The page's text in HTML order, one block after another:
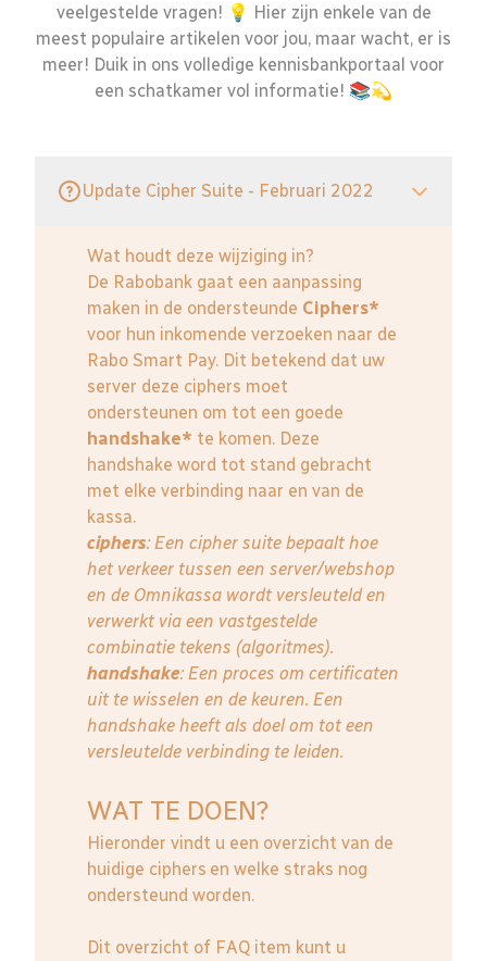
veelgestelde vragen! 💡 Hier zijn enkele van de
meest populaire artikelen voor jou, maar wacht, er is
meer! Duik in ons volledige kennisbankportaal voor
een schatkamer vol informatie! 📚💫
Update Cipher Suite - Februari 2022
Wat houdt deze wijziging in?
De Rabobank gaat een aanpassing
maken in de ondersteunde Ciphers*
voor hun inkomende verzoeken naar de
Rabo Smart Pay. Dit betekend dat uw
server deze ciphers moet
ondersteunen om tot een goede
handshake* te komen. Deze
handshake word tot stand gebracht
met elke verbinding naar en van de
kassa.
ciphers: Een cipher suite bepaalt hoe
het verkeer tussen een server/webshop
en de Omnikassa wordt versleuteld en
verwerkt via een vastgestelde
combinatie tekens (algoritmes).
handshake: Een proces om certificaten
uit te wisselen en de keuren. Een
handshake heeft als doel om tot een
versleutelde verbinding te leiden.
WAT TE DOEN?
Hieronder vindt u een overzicht van de
huidige ciphers en welke straks nog
ondersteund worden.
Dit overzicht of FAQ item kunt u